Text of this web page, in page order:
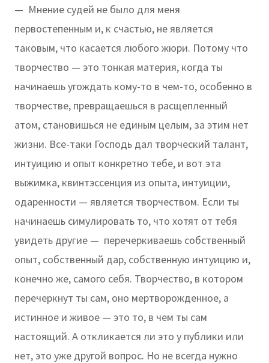
— Мнение судей не было для меня
первостепенным и, к счастью, не является
таковым, что касается любого жюри. Потому что
творчество — это тонкая материя, когда ты
начинаешь угождать кому-то в чем-то, особенно в
творчестве, превращаешься в расщепленный
атом, становишься не единым целым, за этим нет
жизни. Все-таки Господь дал творческий талант,
интуицию и опыт конкретно тебе, и вот эта
выжимка, квинтэссенция из опыта, интуиции,
одаренности — является творчеством. Если ты
начинаешь симулировать то, что хотят от тебя
увидеть другие — перечеркиваешь собственный
опыт, собственный дар, собственную интуицию и,
конечно же, самого себя. Творчество, в котором
перечеркнут ты сам, оно мертворожденное, а
истинное и живое — это то, в чем ты сам
настоящий. А откликается ли это у публики или
нет, это уже другой вопрос. Но не всегда нужно